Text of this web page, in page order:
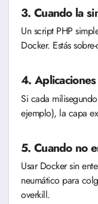
3. Cuando la
Un script PHP
Docker. Estás
4.
Si cada
ejemplo), la capa
5. Cuando no
Usar Docker sin
neumático para
overkill.